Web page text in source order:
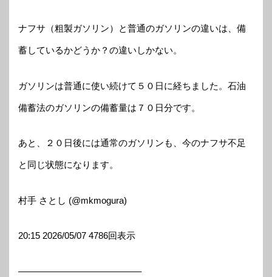
ナフサ（粗製ガソリン）と普通のガソリンの違いは、備
蓄しているかどうか？の違いしかない。
ガソリンは普通に使い続けて５０日に経ちました。石油
備蓄法のガソリンの備蓄量は７０日分です。
あと、２０日後には通常のガソリンも、今のナフサ不足
と同じ状態になります。
村手 さとし (@mkmogura)
20:15 2026/05/07 4786回表示
—————————————–